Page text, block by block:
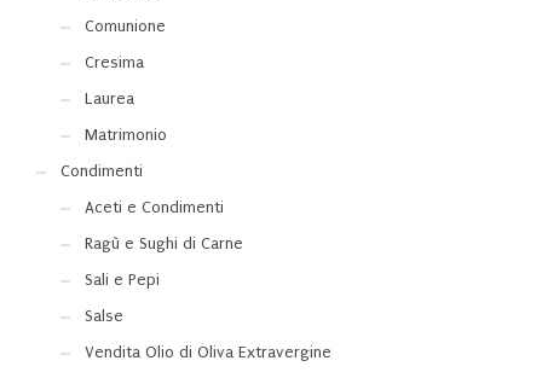
Comunione
Cresima
Laurea
Matrimonio
Condimenti
Aceti e Condimenti
Ragù e Sughi di Carne
Sali e Pepi
Salse
Vendita Olio di Oliva Extravergine